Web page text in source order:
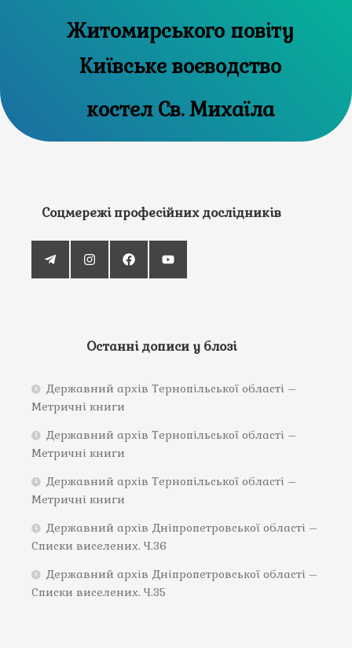
Житомирського повіту
Київське воєводство
костел Св. Михаїла
Соцмережі професійних дослідників
Останні дописи у блозі
Державний архів Тернопільської області –
Метричні книги
Державний архів Тернопільської області –
Метричні книги
Державний архів Тернопільської області –
Метричні книги
Державний архів Дніпропетровської області –
Списки виселених. Ч.36
Державний архів Дніпропетровської області –
Списки виселених. Ч.35